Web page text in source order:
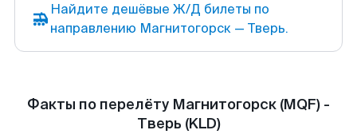
Найдите дешёвые Ж/Д билеты по
направлению Магнитогорск — Тверь.
Факты по перелёту Магнитогорск (MQF) -
Тверь (KLD)